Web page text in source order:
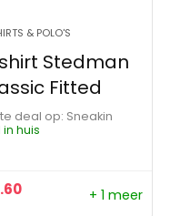
& POLO'S
Stedman
Fitted
deal op:
Sneakin
in huis
+ 1 meer